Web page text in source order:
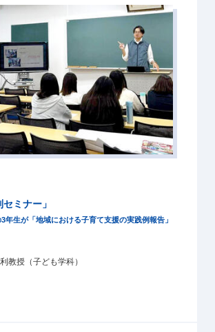
セミナー」
年生が「地域における子育て支援の実践例報告」
教授（子ども学科）